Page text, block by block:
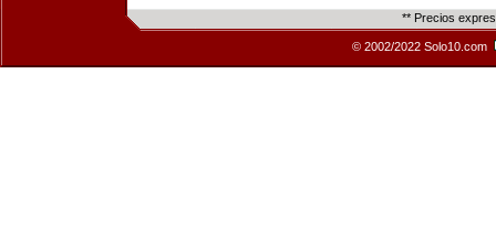
** Precios
© 2002/2022 Solo10.com